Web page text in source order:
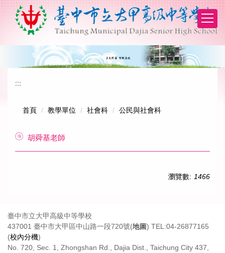
:::
首頁 教學單位 社會科 公民與社會科
胡舜基老師
瀏覽數: 1466
臺中市立大甲高級中等學校
437001 臺中市大甲區中山路一段720號(地圖) TEL:04-26877165
(校內分機)
No. 720, Sec. 1, Zhongshan Rd., Dajia Dist., Taichung City 437,